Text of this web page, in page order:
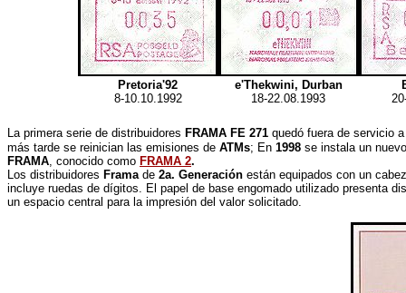
Pretoria'92
8-10.10.1992
e'Thekwini, Durban
18-22.08.1993
La primera serie de distribuidores FRAMA FE 271 quedó fuera de servicio
más tarde se reinician las emisiones de ATMs; En 1998 se instala un
FRAMA, conocido como FRAMA 2.
Los distribuidores Framade 2a. Generación están equipados con un
incluye ruedas de dígitos. El papel de base engomado utilizado presenta
un espacio central para la impresión del valor solicitado.